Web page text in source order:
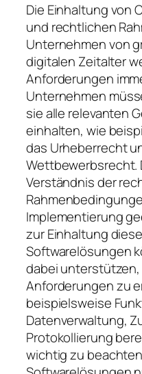
Die Einhaltung von
und rechtlichen
Unternehmen von
digitalen Zeitalter
Anforderungen
Unternehmen
sie alle relevanten
einhalten, wie
das Urheberrecht
Wettbewerbsrecht.
Verständnis der
Implementierung
zur Einhaltung
Softwarelösungen
dabei
Anforderungen zu
beispielsweise
Datenverwaltung,
Protokollierung
wichtig zu